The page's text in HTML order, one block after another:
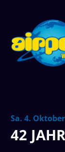
Sa. 4.
42